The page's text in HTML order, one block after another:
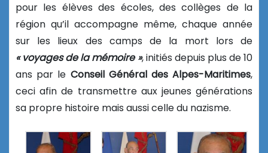
pour les élèves des écoles, des collèges de la
région qu’il accompagne même, chaque année
sur les lieux des camps de la mort lors de
« voyages de la mémoire », initiés depuis plus de 10
ans par le Conseil Général des Alpes-Maritimes,
ceci afin de transmettre aux jeunes générations
sa propre histoire mais aussi celle du nazisme.